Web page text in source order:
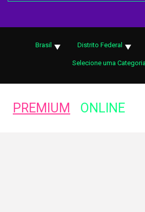
Brasil Distrito Federal
Selecione uma
PREMIUM ONLINE